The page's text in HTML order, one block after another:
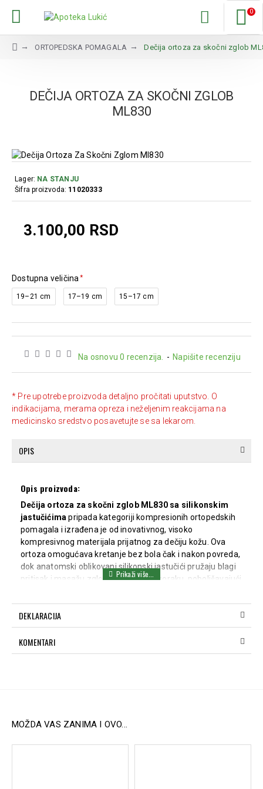
0
ORTOPEDSKA POMAGALA Dečija ortoza za skočni zglob
DEČIJA ORTOZA ZA SKOČNI ZGLOB
ML830
Na osnovu 0 recenzija. - Napišite recenziju
3.100,00 RSD
Lager: NA STANJU
Šifra proizvoda: 11020333
Dostupna veličina
19–21 cm 17–19 cm 15–17 cm
* Pre upotrebe proizvoda detaljno pročitati uputstvo. O
indikacijama, merama opreza i neželjenim reakcijama na
medicinsko sredstvo posavetujte se sa lekarom.
OPIS
Opis proizvoda:
Dečija ortoza za skočni zglob ML830 sa silikonskim
jastučićima pripada kategoriji kompresionih ortopedskih
pomagala i izrađena je od inovativnog, visoko
kompresivnog materijala prijatnog za dečiju kožu. Ova
ortoza omogućava kretanje bez bola čak i nakon povreda,
dok anatomski oblikovani silikonski jastučići pružaju blagi
pritisak i masažu zgloba pri svakom koraku, poboljšavajući
koristi u rehabilitaciji posle povreda skočnog zgloba, u
poput slabosti ligamenata i degenerativnih promena.
S: 15–17 cm
M: 17–19 cm
DEKLARACIJA
KOMENTARI
MOŽDA VAS ZANIMA I OVO...